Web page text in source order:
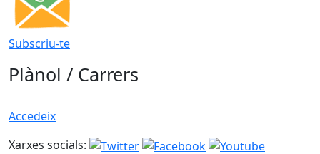
Subscriu-te
Plànol / Carrers
Accedeix
Xarxes socials: